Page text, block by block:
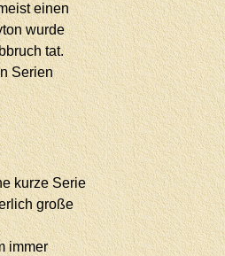
einen
wurde
tat.
Serien
kurze Serie
große
immer